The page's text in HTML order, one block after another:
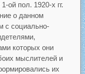
ой пол. 1920-х гг.
о данном
с социально-
которых они
мыслителей и
их